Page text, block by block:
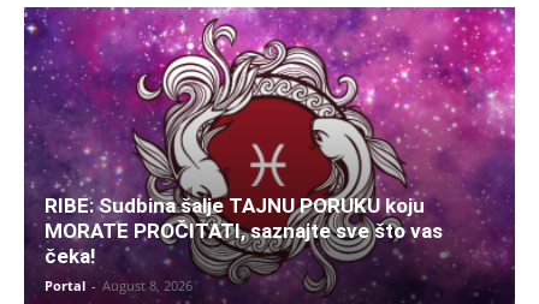
RIBE: Sudbina šalje TAJNU PORUKU koju
MORATE PROČITATI, saznajte sve što vas
čeka!
Portal - August 8, 2026